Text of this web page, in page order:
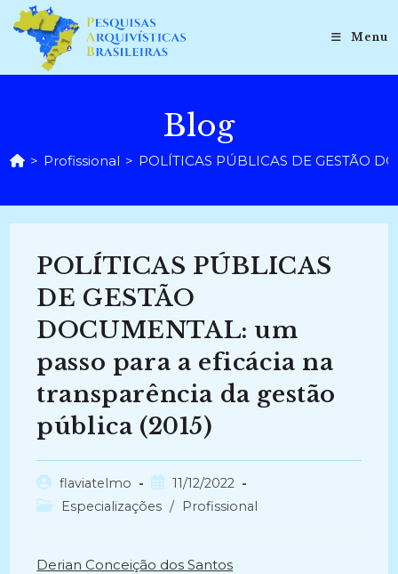
para
conteúdo
Menu
Blog
> Profissional > POLÍTICAS PÚBLICAS DE GESTÃO
POLÍTICAS PÚBLICAS
DE GESTÃO
DOCUMENTAL: um
passo para a eficácia na
transparência da gestão
pública (2015)
Autor
do
flaviatelmo
Post
publicado:
11/12/2022
Categoria
Especializações / Profissional
Derian Conceição dos Santos